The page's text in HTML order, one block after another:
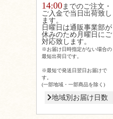
14:00までのご注文・
ご入金で当日出荷致し
ます。
日曜日は通販事業部が
休みのため月曜日にご
対応致します。
※お届け日時指定がない場合の
最短出荷日です。
※最短で発送日翌日お届けで
す。
(一部地域・一部商品を除く)
地域別お届け日数